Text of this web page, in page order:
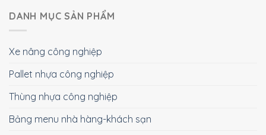
DANH MỤC SẢN PHẨM
Xe nâng công nghiệp
Pallet nhựa công nghiệp
Thùng nhựa công nghiệp
Bảng menu nhà hàng-khách sạn